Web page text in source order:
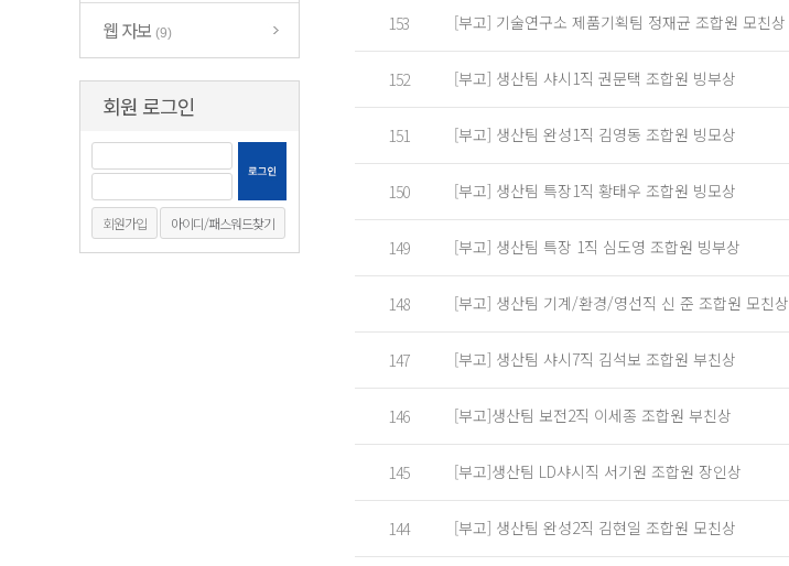
웹 자보 (9)
회원 로그인
회원가입 아이디/패스워드찾기
153 [부고] 기술연구소 제품기획팀 정재균 조합원 모친상
152 [부고] 생산팀 샤시1직 권문택 조합원 빙부상
151 [부고] 생산팀 완성1직 김영동 조합원 빙모상
150 [부고] 생산팀 특장1직 황태우 조합원 빙모상
149 [부고] 생산팀 특장 1직 심도영 조합원 빙부상
148 [부고] 생산팀 기계/환경/영선직 신 준 조합원 모친상
147 [부고] 생산팀 샤시7직 김석보 조합원 부친상
146 [부고]생산팀 보전2직 이세종 조합원 부친상
145 [부고]생산팀 LD샤시직 서기원 조합원 장인상
144 [부고] 생산팀 완성2직 김현일 조합원 모친상